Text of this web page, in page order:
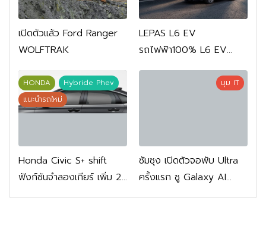
เปิดตัวแล้ว Ford Ranger
WOLFTRAK
LEPAS L6 EV
รถไฟฟ้า100% L6 EV
บาท L6 EV Premium
HONDA
Hybride Phev
แนะนำรถใหม่
Honda Civic S+ shift
ฟังก์ชันจำลองเกียร์ เพิ่ม 2
หมื่นบาท
มุม IT
ซัมซุง เปิดตัวจอพับ Ultra
ครั้งแรก ชู Galaxy AI
เชื่อมมือถือ-นาฬิกา-แว่น